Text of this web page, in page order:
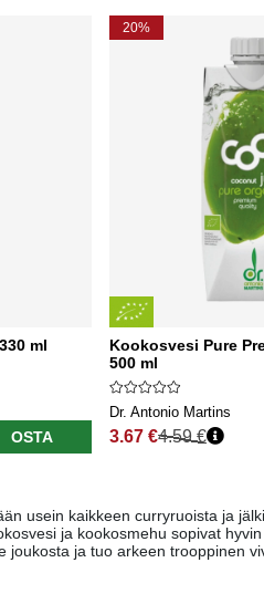
ml
OSTA
20%
Kookosvesi Pure
500 ml
Dr. Antonio Martins
3.67 €
Normaali hinta
4.59 €
usein kaikkeen curryruoista ja
ja kookosmehu sopivat
joukosta ja tuo arkeen trooppinen